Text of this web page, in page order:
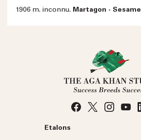
1906 m. inconnu. Martagon - Sesame
Etalons